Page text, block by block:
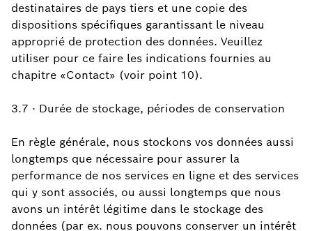
destinataires de pays tiers et une copie des
dispositions spécifiques garantissant le niveau
approprié de protection des données. Veuillez
utiliser pour ce faire les indications fournies au
chapitre «Contact» (voir point 10).
3.7 · Durée de stockage, périodes de conservation
En règle générale, nous stockons vos données aussi
longtemps que nécessaire pour assurer la
performance de nos services en ligne et des services
qui y sont associés, ou aussi longtemps que nous
avons un intérêt légitime dans le stockage des
données (par ex. nous pouvons conserver un intérêt